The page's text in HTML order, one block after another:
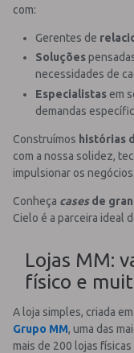
com:
Gerentes de
Soluções
necessidades de
Especialistas em
demandas
Construímos histórias
com a nossa solidez,
impulsionar os negócios.
Conheça casesde
Cielo é a parceira ideal
Lojas MM:
físico e
A loja simples, criada
Grupo MM, uma das
mais de 200 lojas